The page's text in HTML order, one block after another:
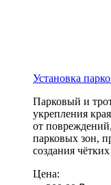
Установка
Парковый и
укрепления
от
парковых зон,
создания
Цена: